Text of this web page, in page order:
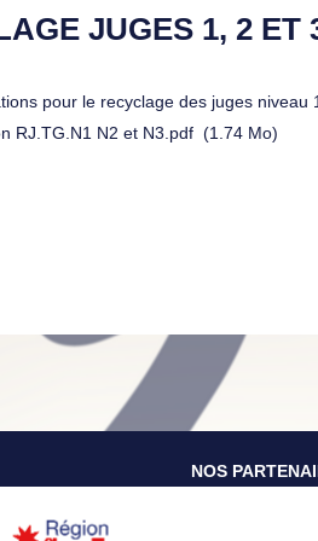
JUGES 1, 2 ET
pour le recyclage des juges niveau
RJ.TG.N1 N2 et N3.pdf (1.74 Mo)
NOS